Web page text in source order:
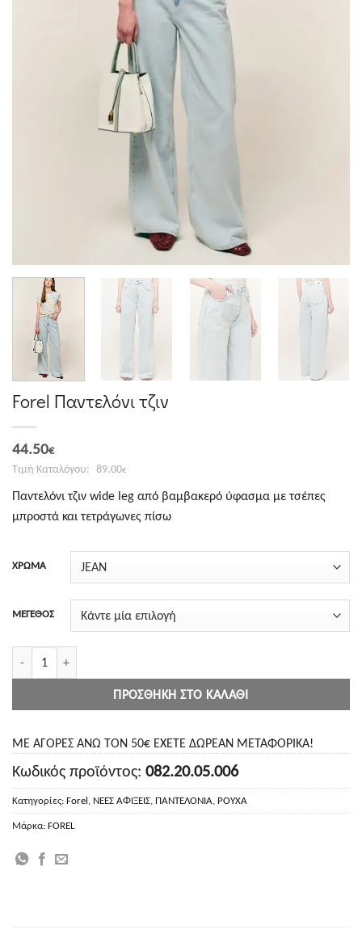
Forel Παντελόνι τζιν
89.00€
Original
price
was:
89.00€.
44.50€
Η
τρέχουσα
τιμή
είναι:
44.50€.
Παντελόνι τζιν wide leg από βαμβακερό ύφασμα με τσέπες
μπροστά και τετράγωνες πίσω
ΧΡΩΜΑ
ΜΕΓΕΘΟΣ
ΠΡΟΣΘΉΚΗ ΣΤΟ ΚΑΛΆΘΙ
ΜΕ ΑΓΟΡΕΣ ΑΝΩ ΤΟΝ 50€ ΕΧΕΤΕ ΔΩΡΕΑΝ ΜΕΤΑΦΟΡΙΚΑ!
Κωδικός προϊόντος: 082.20.05.006
Κατηγορίες: Forel, ΝΕΕΣ ΑΦΙΞΕΙΣ, ΠΑΝΤΕΛΟΝΙΑ, ΡΟΥΧΑ
Μάρκα: FOREL